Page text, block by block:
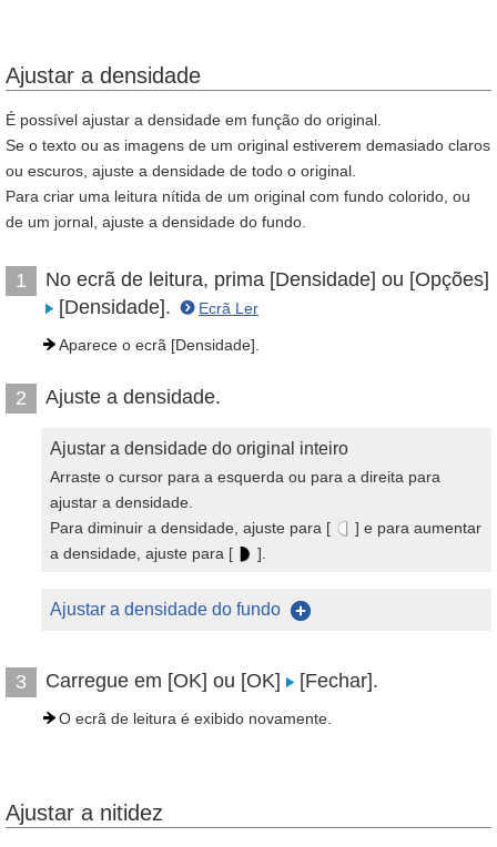
Ajustar a densidade
É possível ajustar a densidade em função do original.
Se o texto ou as imagens de um original estiverem demasiado claros
ou escuros, ajuste a densidade de todo o original.
Para criar uma leitura nítida de um original com fundo colorido, ou
de um jornal, ajuste a densidade do fundo.
1
No ecrã de leitura, prima [Densidade] ou [Opções]
[Densidade].
Ecrã Ler
Aparece o ecrã [Densidade].
2 Ajuste a densidade.
Ajustar a densidade do original inteiro
Arraste o cursor para a esquerda ou para a direita para
ajustar a densidade.
Para diminuir a densidade, ajuste para [
] e para aumentar
a densidade, ajuste para [
].
Ajustar a densidade do fundo
3 Carregue em [OK] ou [OK] [Fechar].
O ecrã de leitura é exibido novamente.
Ajustar a nitidez